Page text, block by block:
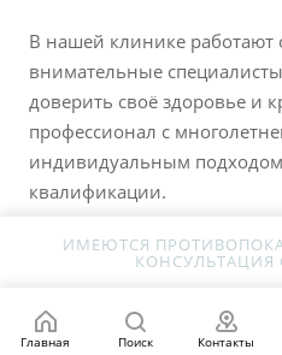
В нашей клинике
внимательные
доверить своё здоровье и
профессионал с
индивидуальным
квалификации.
ИМЕЮТСЯ
КОНСУЛЬТАЦИЯ
Главная Поиск Контакты